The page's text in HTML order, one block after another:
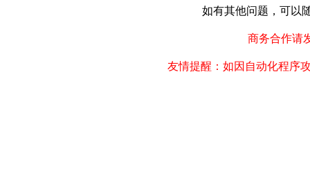
如有其他问题，可以
商务合作请
友情提醒：如因自动化程序